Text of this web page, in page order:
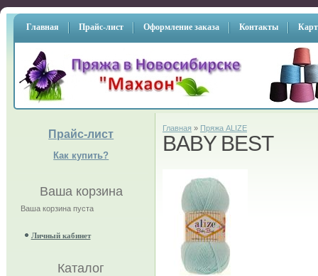
Главная Прайс-лист Оформление заказа Контакты
Прайс-лист
Как купить?
Ваша корзина
Ваша корзина пуста
Личный кабинет
Каталог
Главная » Пряжа ALIZE
BABY BEST